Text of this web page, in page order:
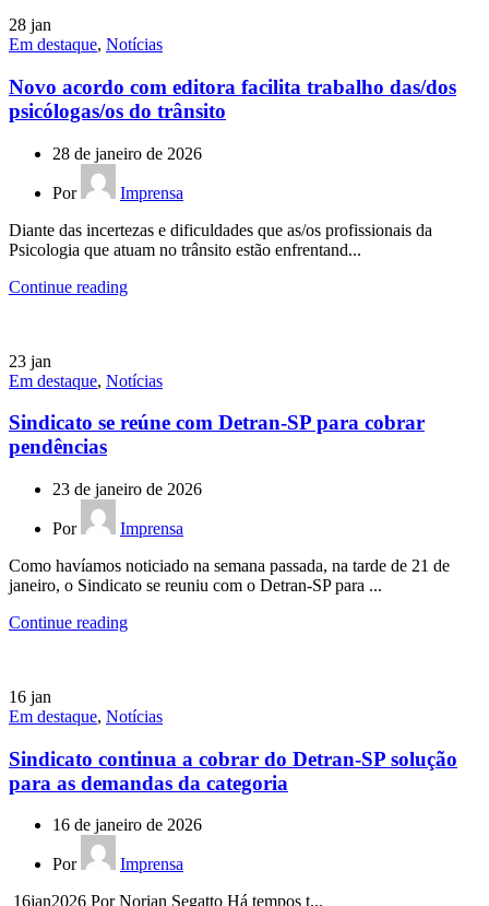
28 jan
Em destaque, Notícias
Novo acordo com editora facilita trabalho das/dos
psicólogas/os do trânsito
28 de janeiro de 2026
Por
Imprensa
Diante das incertezas e dificuldades que as/os profissionais da
Psicologia que atuam no trânsito estão enfrentand...
Continue reading
23 jan
Em destaque, Notícias
Sindicato se reúne com Detran-SP para cobrar
pendências
23 de janeiro de 2026
Por
Imprensa
Como havíamos noticiado na semana passada, na tarde de 21 de
janeiro, o Sindicato se reuniu com o Detran-SP para ...
Continue reading
16 jan
Em destaque, Notícias
Sindicato continua a cobrar do Detran-SP solução
para as demandas da categoria
16 de janeiro de 2026
Por
Imprensa
16jan2026 Por Norian Segatto Há tempos t...